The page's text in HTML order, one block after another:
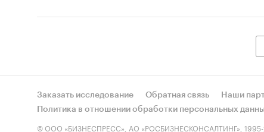
Заказать исследование Обратная связь Наши
Политика в отношении обработки персональных
© ООО «БИЗНЕСПРЕСС», АО «РОСБИЗНЕСКОНСАЛТИНГ», 1995-